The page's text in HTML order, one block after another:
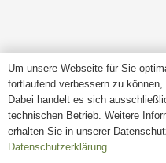
Um unsere Webseite für Sie
fortlaufend verbessern zu
Dabei handelt es sich
technischen Betrieb. Weitere
erhalten Sie in unserer
Datenschutzerklärung